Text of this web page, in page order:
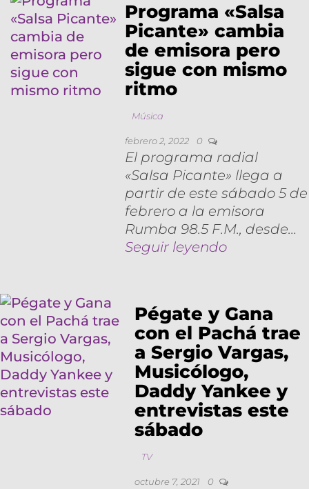
Programa «Salsa
Picante» cambia
de emisora pero
sigue con mismo
ritmo
Música
febrero 2, 2022 0
El programa radial
«Salsa Picante» llega a
partir de este sábado 5 de
febrero a la emisora
Rumba 98.5 F.M., desde…
Seguir leyendo
Pégate y Gana
con el Pachá trae
a Sergio Vargas,
Musicólogo,
Daddy Yankee y
entrevistas este
sábado
TV
octubre 7, 2021 0